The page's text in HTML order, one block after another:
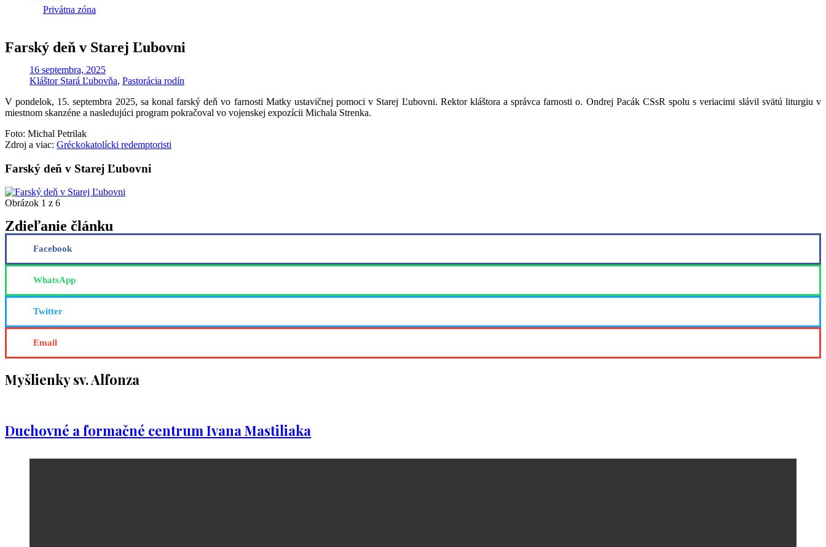
Privátna zóna
Farský deň v Starej Ľubovni
16 septembra, 2025
Kláštor Stará Ľubovňa, Pastorácia rodín
Vpondelok, 15. septembra 2025, sa konal farský deň vo farnosti Matky ustavičnej pomoci v Starej Ľubovni. Rektor kláštora a správca farnosti o. Ondrej Pacák CSsR spolu s veriacimi slávil svätú liturgiu v
miestnom skanzéne a nasledujúci program pokračoval vo vojenskej expozícii Michala Strenka.
Foto: Michal Petrilak
Zdroj a viac: Gréckokatolícki redemptoristi
Farský deň v Starej Ľubovni
Obrázok 1 z 6
Zdieľanie článku
Facebook
WhatsApp
Twitter
Email
Myšlienky sv. Alfonza
Duchovné a formačné centrum Ivana Mastiliaka